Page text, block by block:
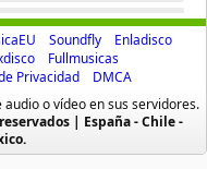
Wook Ecuatoriana
Mexicana
Pop
Surena
Soundfly
Enladisco
Fullmusicas
Privacidad
DMCA
o vídeo en sus servidores.
| España - Chile -